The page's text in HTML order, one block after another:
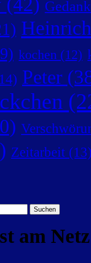
kochen (12)
Peter
Zeitarbeit
am